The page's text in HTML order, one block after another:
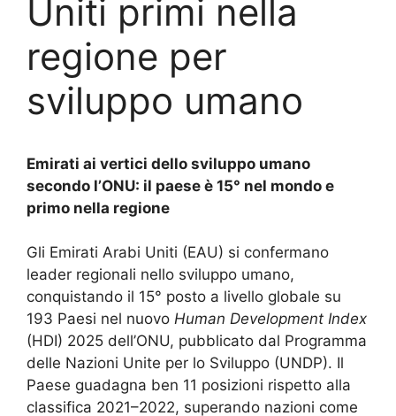
Uniti primi nella
regione per
sviluppo umano
Emirati ai vertici dello sviluppo umano
secondo l’ONU: il paese è 15° nel mondo e
primo nella regione
Gli Emirati Arabi Uniti (EAU) si confermano
leader regionali nello sviluppo umano,
conquistando il 15° posto a livello globale su
193 Paesi nel nuovo Human Development Index
(HDI) 2025 dell’ONU, pubblicato dal Programma
delle Nazioni Unite per lo Sviluppo (UNDP). Il
Paese guadagna ben 11 posizioni rispetto alla
classifica 2021–2022, superando nazioni come